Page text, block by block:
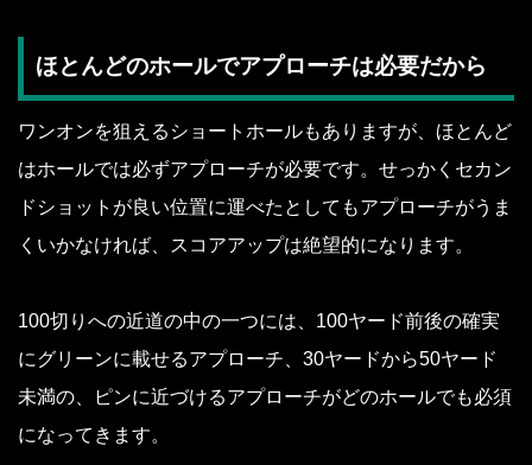
ほとんどのホールでアプローチは必要だから
ワンオンを狙えるショートホールもありますが、ほとんど
はホールでは必ずアプローチが必要です。せっかくセカン
ドショットが良い位置に運べたとしてもアプローチがうま
くいかなければ、スコアアップは絶望的になります。
100切りへの近道の中の一つには、100ヤード前後の確実
にグリーンに載せるアプローチ、30ヤードから50ヤード
未満の、ピンに近づけるアプローチがどのホールでも必須
になってきます。